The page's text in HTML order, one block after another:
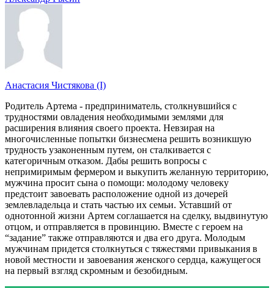
Анастасия Чистякова (I)
Родитель Артема - предприниматель, столкнувшийся с
трудностями овладения необходимыми землями для
расширения влияния своего проекта. Невзирая на
многочисленные попытки бизнесмена решить возникшую
трудность узаконенным путем, он сталкивается с
категоричным отказом. Дабы решить вопросы с
непримиримым фермером и выкупить желанную территорию,
мужчина просит сына о помощи: молодому человеку
предстоит завоевать расположение одной из дочерей
землевладельца и стать частью их семьи. Уставший от
однотонной жизни Артем соглашается на сделку, выдвинутую
отцом, и отправляется в провинцию. Вместе с героем на
“задание” также отправляются и два его друга. Молодым
мужчинам придется столкнуться с тяжестями привыкания в
новой местности и завоевания женского сердца, кажущегося
на первый взгляд скромным и безобидным.